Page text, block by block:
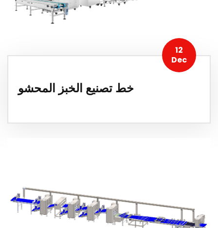
12
Dec
خط تصنيع الخبز المحشو